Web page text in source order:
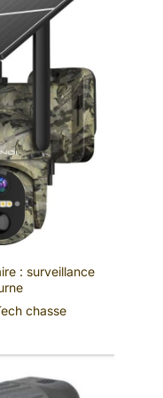
d'un signal
à
facilite la
à longue
qualité sonore
une
et une
claires Des
vibration
les
à
fonction
d'urgence vous
face
aux
votre sécurité
: surveillance
chasse